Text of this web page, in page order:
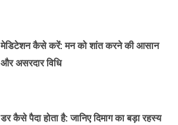
मेडिटेशन कैसे करें: मन को शांत करने की आसान
और असरदार विधि
डर कैसे पैदा होता है: जानिए दिमाग का बड़ा रहस्य